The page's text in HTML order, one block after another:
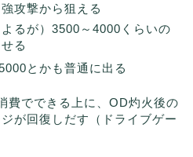
攻撃から狙える
よるが）3500～4000くらいの
る
とかも普通に出る
費でできる上に、OD灼火後の
が回復しだす（ドライブゲー